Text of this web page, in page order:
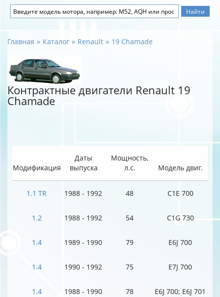
Главная Каталог Renault 19 Chamade
Контрактные двигатели Renault 19
Chamade
Модификация
Даты
выпуска
Мощность,
л.с.
Модель двиг.
1.1 TR 1988 - 1992 48 C1E 700
1.2 1988 - 1992 54 C1G 730
1.4 1989 - 1990 79 E6J 700
1.4 1990 - 1992 75 E7J 700
1.4 1988 - 1990 78 E6J 700; E6J 701